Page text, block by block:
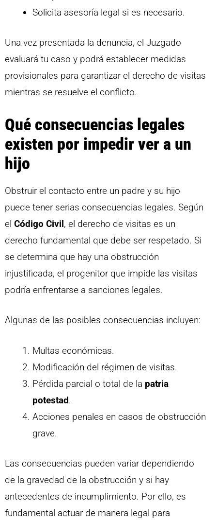
Solicita asesoría legal si es necesario.
Una vez presentada la denuncia, el Juzgado
evaluará tu caso y podrá establecer medidas
provisionales para garantizar el derecho de visitas
mientras se resuelve el conflicto.
Qué consecuencias legales
existen por impedir ver a un
hijo
Obstruir el contacto entre un padre y su hijo
puede tener serias consecuencias legales. Según
el Código Civil, el derecho de visitas es un
derecho fundamental que debe ser respetado. Si
se determina que hay una obstrucción
injustificada, el progenitor que impide las visitas
podría enfrentarse a sanciones legales.
Algunas de las posibles consecuencias incluyen:
Multas económicas.
Modificación del régimen de visitas.
Pérdida parcial o total de la patria
potestad.
Acciones penales en casos de obstrucción
grave.
Las consecuencias pueden variar dependiendo
de la gravedad de la obstrucción y si hay
antecedentes de incumplimiento. Por ello, es
fundamental actuar de manera legal para